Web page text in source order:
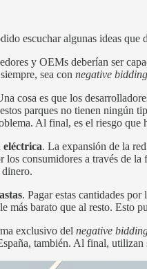
escuchar algunas ideas que
y OEMs deberían ser
sea con negative bidding
cosa es que los
parques no tienen ningún
Al final, es el riesgo que
eléctrica. La expansión de la
consumidores a través de
dinero.
. Pagar estas cantidades
más barato que al resto. Esto
exclusivo del negative
también. Al final,